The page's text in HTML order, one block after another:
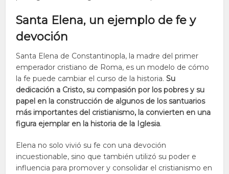
Santa Elena, un ejemplo de fe y
devoción
Santa Elena de Constantinopla, la madre del primer
emperador cristiano de Roma, es un modelo de cómo
la fe puede cambiar el curso de la historia.Su
dedicación a Cristo, su compasión por los pobres y su
papel en la construcción de algunos de los santuarios
más importantes del cristianismo, la convierten en una
figura ejemplar en la historia de la Iglesia.
Elena no solo vivió su fe con una devoción
incuestionable, sino que también utilizó su poder e
influencia para promover y consolidar el cristianismo en